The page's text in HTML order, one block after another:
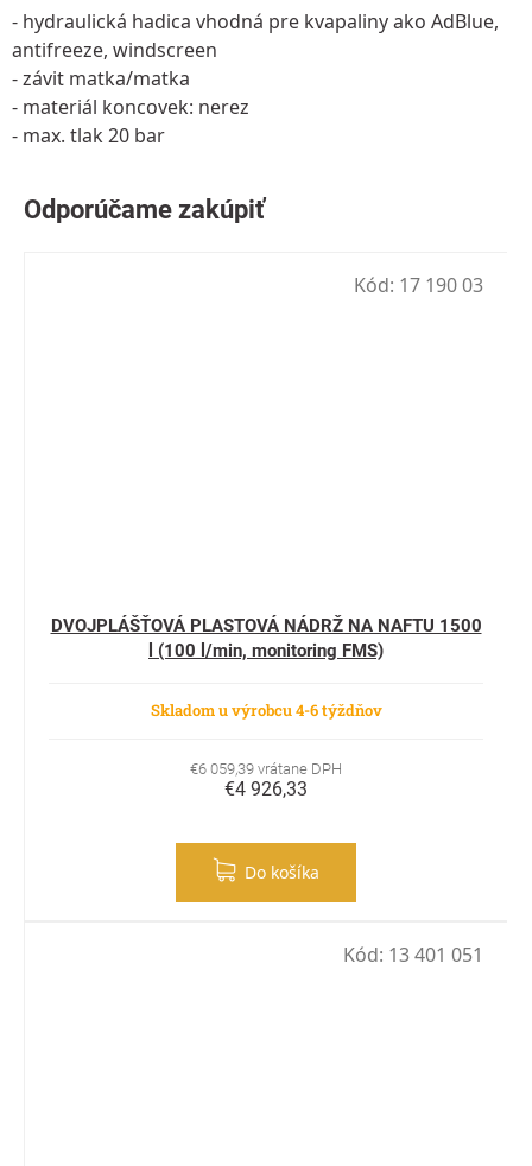
- hydraulická hadica vhodná pre kvapaliny ako AdBlue,
antifreeze, windscreen
- závit matka/matka
- materiál koncovek: nerez
- max. tlak 20 bar
DVOJPLÁŠŤOVÁ PLASTOVÁ NÁDRŽ NA NAFTU 1500
l (100 l/min, monitoring FMS)
Skladom u výrobcu 4-6 týždňov
€6 059,39 vrátane DPH
€4 926,33
Do košíka
Kód: 17 190 03
Kód: 13 401 051